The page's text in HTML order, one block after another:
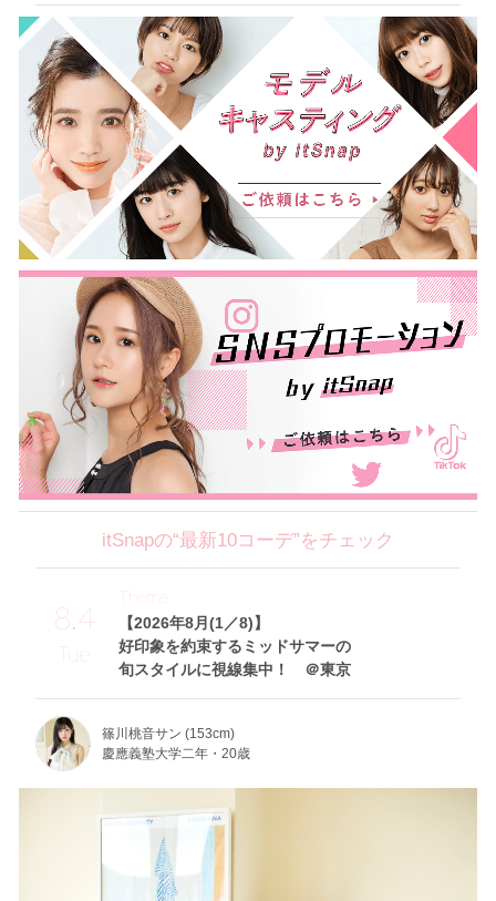
itSnapの“最新10コーデ”をチェック
8.4
Tue
【2026年8月(1／8)】
好印象を約束するミッドサマーの
旬スタイルに視線集中！ ＠東京
Theme
篠川桃音サン (153cm)
慶應義塾大学二年・20歳